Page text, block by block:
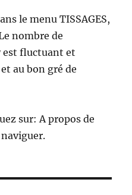
le menu TISSAGES,
nombre de
est fluctuant et
au bon gré de
sur: A propos de